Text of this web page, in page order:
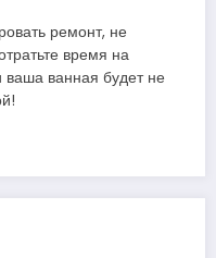
ремонт, не
время на
ваша ванная будет не